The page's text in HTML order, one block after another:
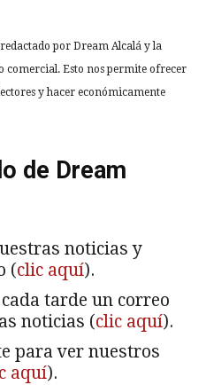
por Dream Alcalá y la
comercial. Esto nos permite ofrecer
y hacer económicamente
de Dream
noticias y
(clic aquí).
cada tarde un correo
noticias (clic aquí).
para ver nuestros
aquí).